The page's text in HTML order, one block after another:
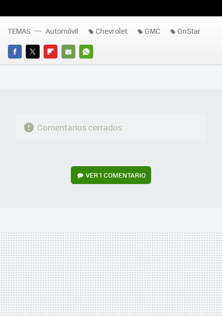
FACEBOOK
TWITTERFLIPBOARD
E-
WHATSAPP
TEMAS Automóvil Chevrolet GMC OnStar
Comentarios cerrados
VER1 COMENTARIO